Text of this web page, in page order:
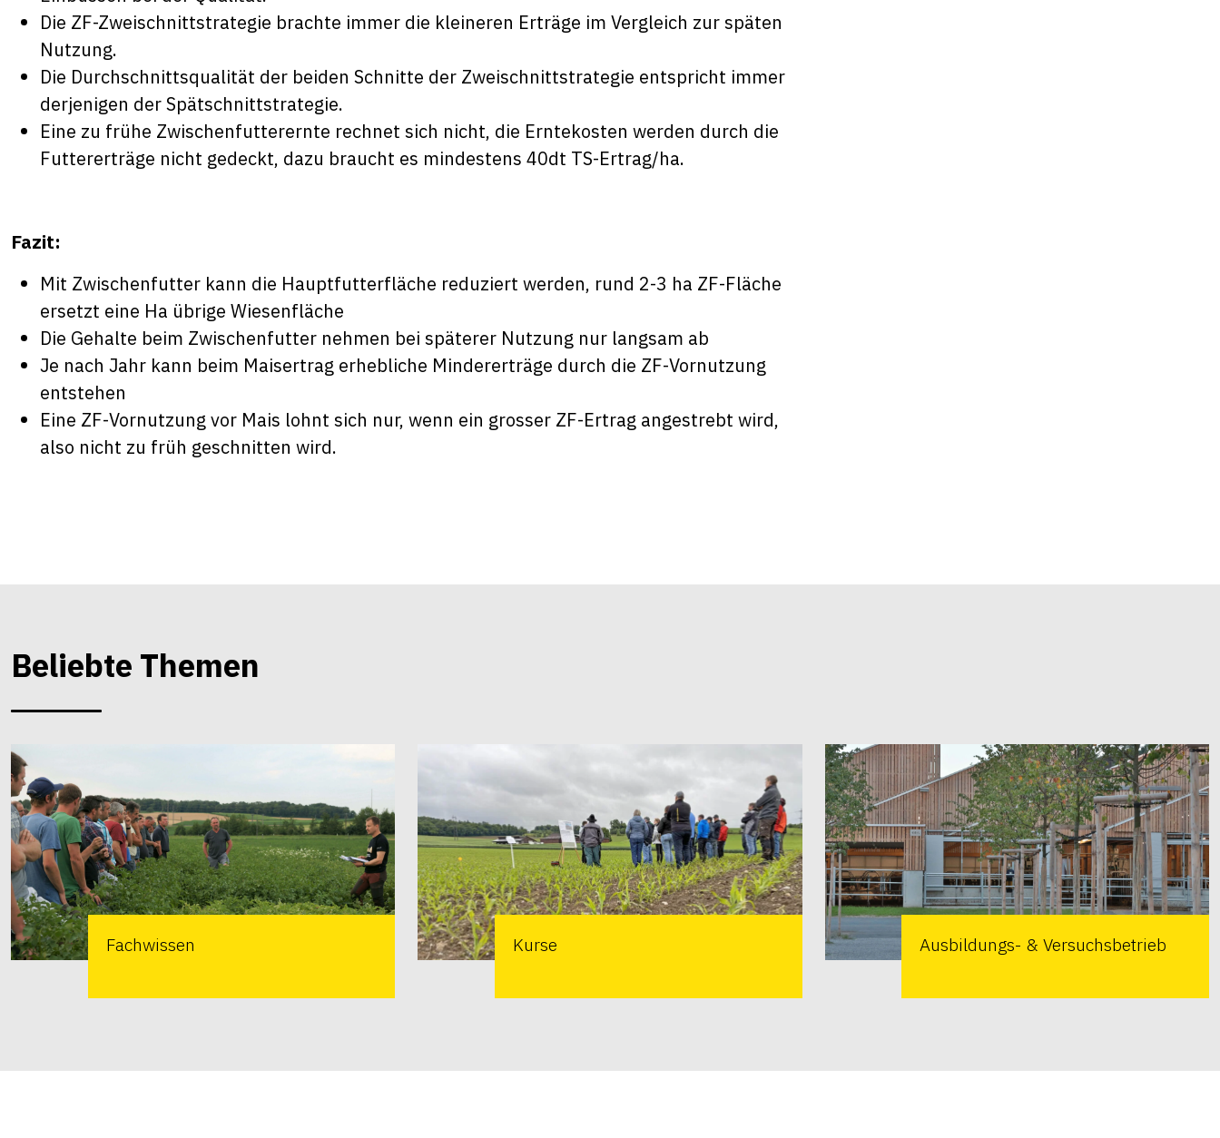
Die ZF-Zweischnittstrategie brachte immer die kleineren Erträge im Vergleich zur späten
Nutzung.
Die Durchschnittsqualität der beiden Schnitte der Zweischnittstrategie entspricht immer
derjenigen der Spätschnittstrategie.
Eine zu frühe Zwischenfutterernte rechnet sich nicht, die Erntekosten werden durch die
Futtererträge nicht gedeckt, dazu braucht es mindestens 40dt TS-Ertrag/ha.
Fazit:
Mit Zwischenfutter kann die Hauptfutterfläche reduziert werden, rund 2-3 ha ZF-Fläche
ersetzt eine Ha übrige Wiesenfläche
Die Gehalte beim Zwischenfutter nehmen bei späterer Nutzung nur langsam ab
Je nach Jahr kann beim Maisertrag erhebliche Mindererträge durch die ZF-Vornutzung
entstehen
Eine ZF-Vornutzung vor Mais lohnt sich nur, wenn ein grosser ZF-Ertrag angestrebt wird,
also nicht zu früh geschnitten wird.
Beliebte Themen
Fachwissen Kurse Ausbildungs- & Versuchsbetrieb